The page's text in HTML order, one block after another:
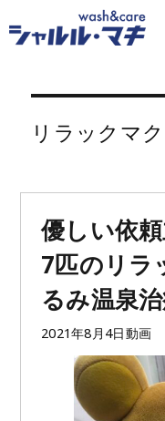
リラックマ
優しい依
7匹のリ
るみ温泉
投
2021年8月4日フ
ォ
ー
マ
動画